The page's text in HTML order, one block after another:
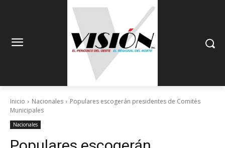
Inicio Nacionales
Populares escogerán presidentes de Comités
Municipales
Nacionales